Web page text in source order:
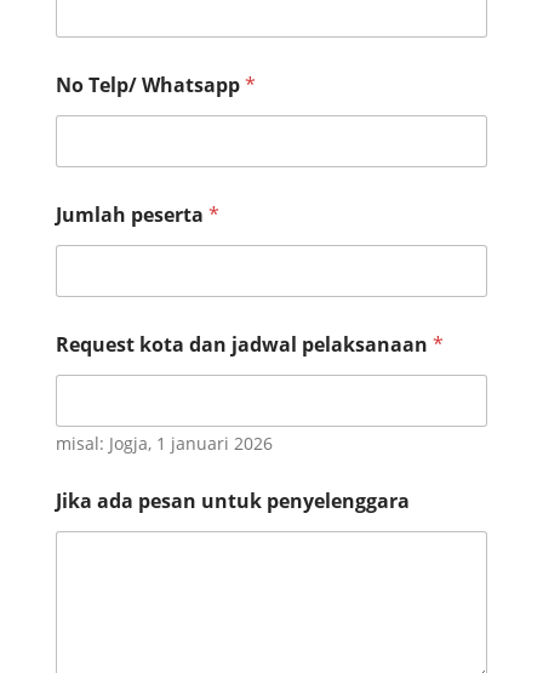
e
n
e
e
n
g
a
a
u
k
No Telp/ Whatsapp*
Jumlah peserta *
Request kota dan jadwal pelaksanaan *
misal: Jogja, 1 januari 2026
Jika ada pesan untuk penyelenggara